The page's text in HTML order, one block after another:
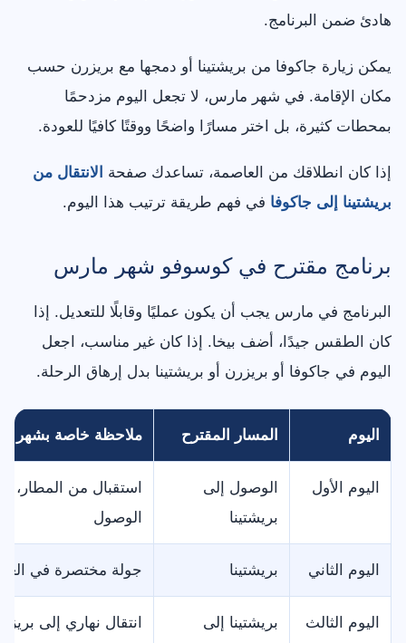
هادئ ضمن البرنامج.
يمكن زيارة جاكوفا من بريشتينا أو دمجها مع بريزرن حسب
مكان الإقامة. في شهر مارس، لا تجعل اليوم مزدحمًا
بمحطات كثيرة، بل اختر مسارًا واضحًا ووقتًا كافيًا للعودة.
إذا كان انطلاقك من العاصمة، تساعدك صفحة
الانتقال من
بريشتينا إلى جاكوفا في فهم طريقة ترتيب هذا اليوم.
برنامج مقترح في كوسوفو شهر مارس
البرنامج في مارس يجب أن يكون عمليًا وقابلًا للتعديل. إذا
كان الطقس جيدًا، أضف بيخا. إذا كان غير مناسب، اجعل
اليوم في جاكوفا أو بريزرن أو بريشتينا بدل إرهاق الرحلة.
اليوم المسار المقترح ملاحظة خاصة بشهر
اليوم الأول
الوصول إلى
بريشتينا
استقبال من
الوصول
اليوم الثاني بريشتينا جولة مختصرة في
اليوم الثالث
بريشتينا إلى
انتقال نهاري إلى